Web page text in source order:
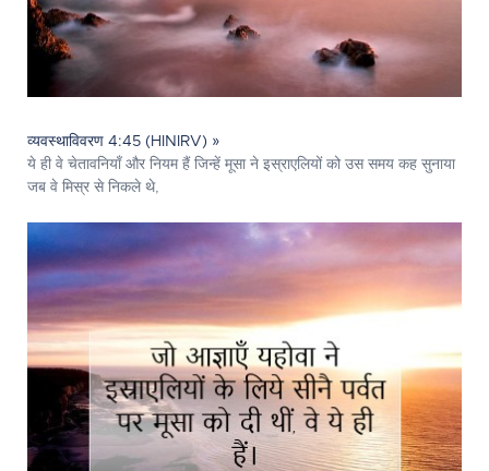
व्यवस्थाविवरण 4:45 (HINIRV) »
ये ही वे चेतावनियाँ और नियम हैं जिन्हें मूसा ने इस्राएलियों को उस समय कह सुनाया
जब वे मिस्र से निकले थे,